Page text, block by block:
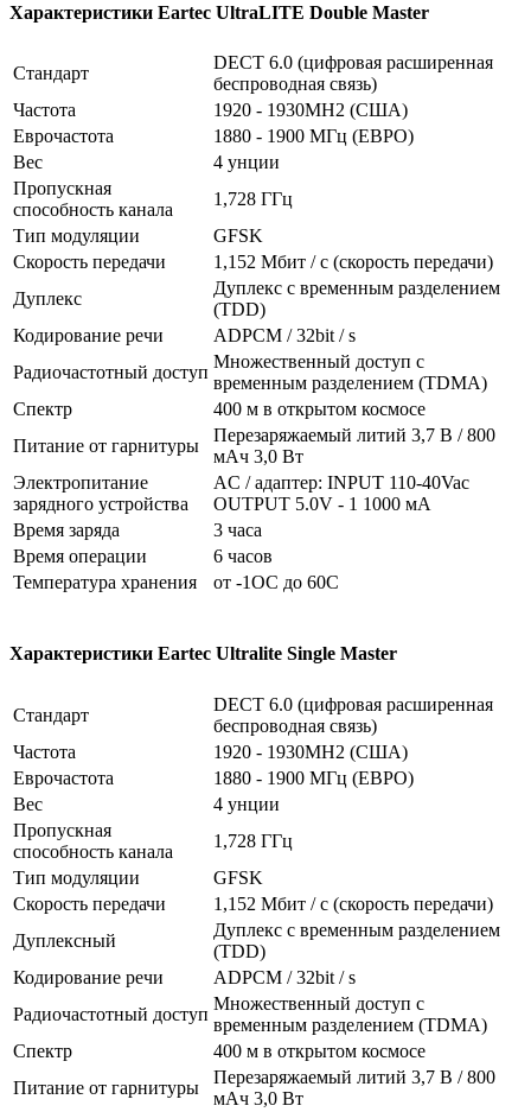
Характеристики Eartec UltraLITE Double Master
Стандарт
DECT 6.0 (цифровая расширенная
беспроводная связь)
Частота
1920 - 1930MH2 (США)
Еврочастота
1880 - 1900 МГц (ЕВРО)
Вес
4 унции
Пропускная
способность канала
1,728 ГГц
Тип модуляции
GFSK
Скорость передачи
1,152 Мбит / с (скорость передачи)
Дуплекс
Дуплекс с временным разделением
(TDD)
Кодирование речи
ADPCM / 32bit / s
Радиочастотный доступ
Множественный доступ с
временным разделением (TDMA)
Спектр
400 м в открытом космосе
Питание от гарнитуры
Перезаряжаемый литий 3,7 В / 800
мАч 3,0 Вт
Электропитание
зарядного устройства
AC / адаптер: INPUT 110-40Vac
OUTPUT 5.0V - 1 1000 мА
Время заряда
3 часа
Время операции
6 часов
Температура хранения
от -1OC до 60C
Характеристики Eartec Ultralite Single Master
Стандарт
DECT 6.0 (цифровая расширенная
беспроводная связь)
Частота
1920 - 1930MH2 (США)
Еврочастота
1880 - 1900 МГц (ЕВРО)
Вес
4 унции
Пропускная
способность канала
1,728 ГГц
Тип модуляции
GFSK
Скорость передачи
1,152 Мбит / с (скорость передачи)
Дуплексный
Дуплекс с временным разделением
(TDD)
Кодирование речи
ADPCM / 32bit / s
Радиочастотный доступ
Множественный доступ с
временным разделением (TDMA)
Спектр
400 м в открытом космосе
Питание от гарнитуры
Перезаряжаемый литий 3,7 В / 800
мАч 3,0 Вт